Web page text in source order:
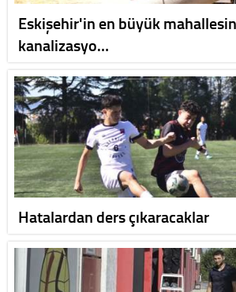
Eskişehir'in en büyük
kanalizasyo…
Hatalardan ders çıkaracaklar